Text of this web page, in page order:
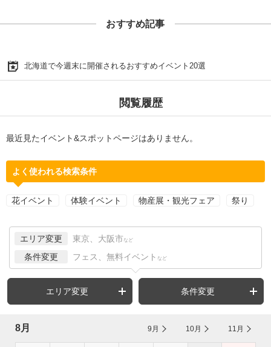
おすすめ記事
北海道で今週末に開催されるおすすめイベント20選
閲覧履歴
最近見たイベント&スポットページはありません。
よく使われる検索条件
花イベント 体験イベント 物産展・観光フェア 祭り
エリア変更 東京、大阪市 など
条件変更 フェス、無料イベント など
エリア変更 条件変更
8月 9月 10月 11月